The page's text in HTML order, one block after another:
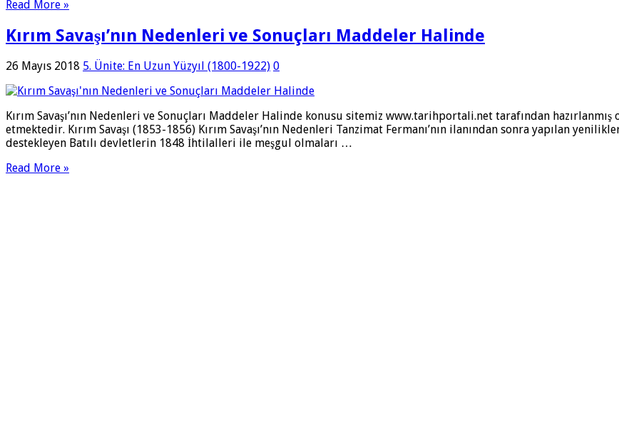
Read More »
Kırım Savaşı’nın Nedenleri ve Sonuçları Maddeler Halinde
26 Mayıs 2018 5. Ünite: En Uzun Yüzyıl (1800-1922) 0
Kırım Savaşı’nın Nedenleri ve Sonuçları Maddeler Halinde konusu sitemiz www.tarihportali.net tarafından
etmektedir. Kırım Savaşı (1853-1856) Kırım Savaşı’nın Nedenleri Tanzimat Fermanı’nın ilanından sonra yapılan
destekleyen Batılı devletlerin 1848 İhtilalleri ile meşgul olmaları …
Read More »